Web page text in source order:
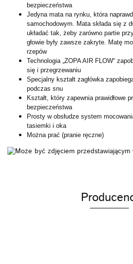
bezpieczeństwa
Jedyna mata na rynku, która
samochodowym. Mata składa się z
układać tak, żeby zarówno partie
głowie były zawsze zakryte. Matę
rzepów
Technologia „ZOPA AIR FLOW“
się i przegrzewaniu
Specjalny kształt zagłówka
podczas snu
Kształt, który zapewnia prawidłowe
bezpieczeństwa
Prosty w obsłudze system
tasiemki i oka
Można prać (pranie ręczne)